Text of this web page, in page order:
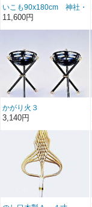
いこも90x180cm 神社・
地鎮祭用品
11,600円
かがり火３
3,140円